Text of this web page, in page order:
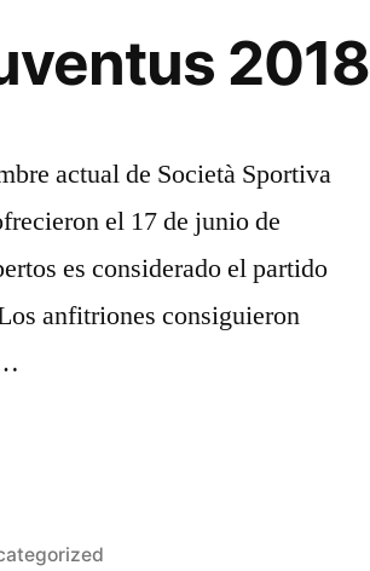
2018
actual de Società Sportiva
el 17 de junio de
es considerado el partido
anfitriones consiguieron